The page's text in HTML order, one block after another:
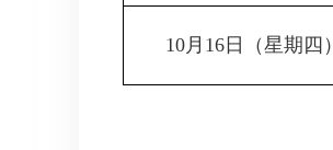
10月16日 （星期四）